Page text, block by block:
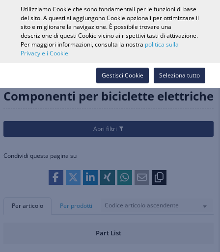
Ricerca veicolo
Cerca nel
Webshop
Accedi
Biciclette
Componenti elettrici e luci
Componenti per biciclette elettriche
Componenti per biciclette elettriche
Apri filtri
Condividi questa pagina su
Per articolo Per prodotti Codice articolo ascendente
Part List
Utilizziamo Cookie che sono fondamentali per le funzioni di base
del sito. A questi si aggiungono Cookie opzionali per ottimizzare il
sito e migliorare la navigazione. È possibile trovare una
descrizione di questi Cookie vicino ai rispettivi tasti di attivazione.
Per maggiori informazioni, consulta la nostra politica sulla
Privacy e i Cookie
Seleziona tutto
Gestisci Cookie